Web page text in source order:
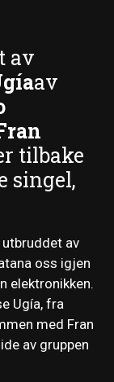
av
av
tilbake
singel,
av
oss igjen
elektronikken.
Ugía, fra
med Fran
av gruppen